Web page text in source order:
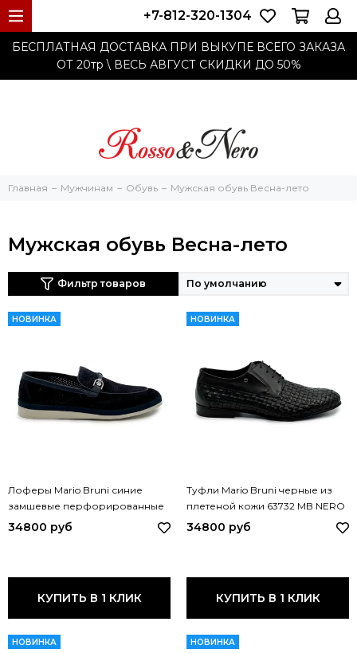
БЕСПЛАТНАЯ ДОСТАВКА ПРИ ВЫКУПЕ ВСЕГО ЗАКАЗА
ОТ 20тр \ ВЕСЬ АВГУСТ СКИДКИ ДО 50%
+7-812-320-1304
Главная Мужчинам Обувь Мужская обувь Весна-лето
Мужская обувь Весна-лето
Фильтр товаров
НОВИНКА
Лоферы Mario Bruni синие
замшевые перфорированные
65153 MB BLU
34800 руб
КУПИТЬ В 1 КЛИК
НОВИНКА
Туфли Mario Bruni черные из
плетеной кожи 63732 MB NERO
34800 руб
КУПИТЬ В 1 КЛИК
НОВИНКА НОВИНКА